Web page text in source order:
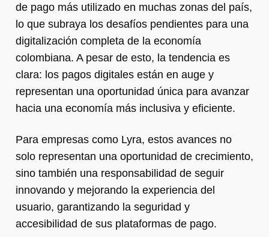
de pago más utilizado en muchas zonas del país,
lo que subraya los desafíos pendientes para una
digitalización completa de la economía
colombiana. A pesar de esto, la tendencia es
clara: los pagos digitales están en auge y
representan una oportunidad única para avanzar
hacia una economía más inclusiva y eficiente.
Para empresas como Lyra, estos avances no
solo representan una oportunidad de crecimiento,
sino también una responsabilidad de seguir
innovando y mejorando la experiencia del
usuario, garantizando la seguridad y
accesibilidad de sus plataformas de pago.